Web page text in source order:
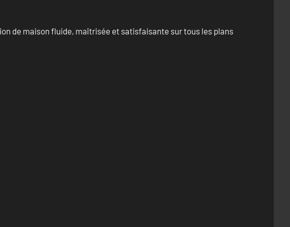
de maison fluide, maîtrisée et satisfaisante sur tous les plans